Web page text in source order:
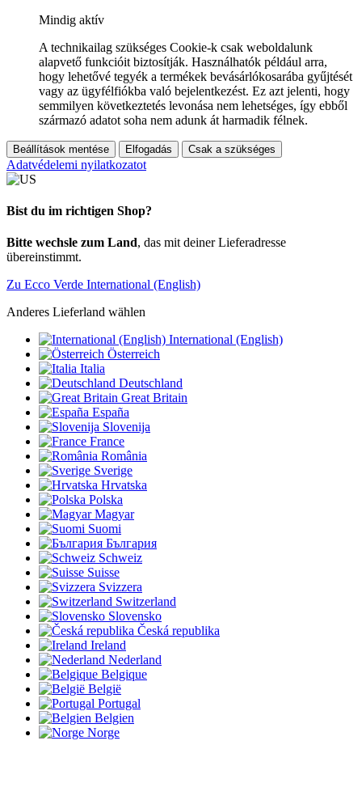
Mindig aktív
A technikailag szükséges Cookie-k csak weboldalunk
alapvető funkcióit biztosítják. Használhatók például arra,
hogy lehetővé tegyék a termékek bevásárlókosarába gyűjtését
vagy az ügyfélfiókba való bejelentkezést. Ez azt jelenti, hogy
semmilyen következtetés levonása nem lehetséges, így ebből
származó adatot soha nem adunk át harmadik félnek.
Beállítások mentése Elfogadás Csak a szükséges
Adatvédelemi nyilatkozatot
Bist du im richtigen Shop?
Bitte wechsle zum Land, das mit deiner Lieferadresse
übereinstimmt.
Zu Ecco Verde International (English)
Anderes Lieferland wählen
International (English)
Österreich
Italia
Deutschland
Great Britain
España
Slovenija
France
România
Sverige
Hrvatska
Polska
Magyar
Suomi
България
Schweiz
Suisse
Svizzera
Switzerland
Slovensko
Česká republika
Ireland
Nederland
Belgique
België
Portugal
Belgien
Norge